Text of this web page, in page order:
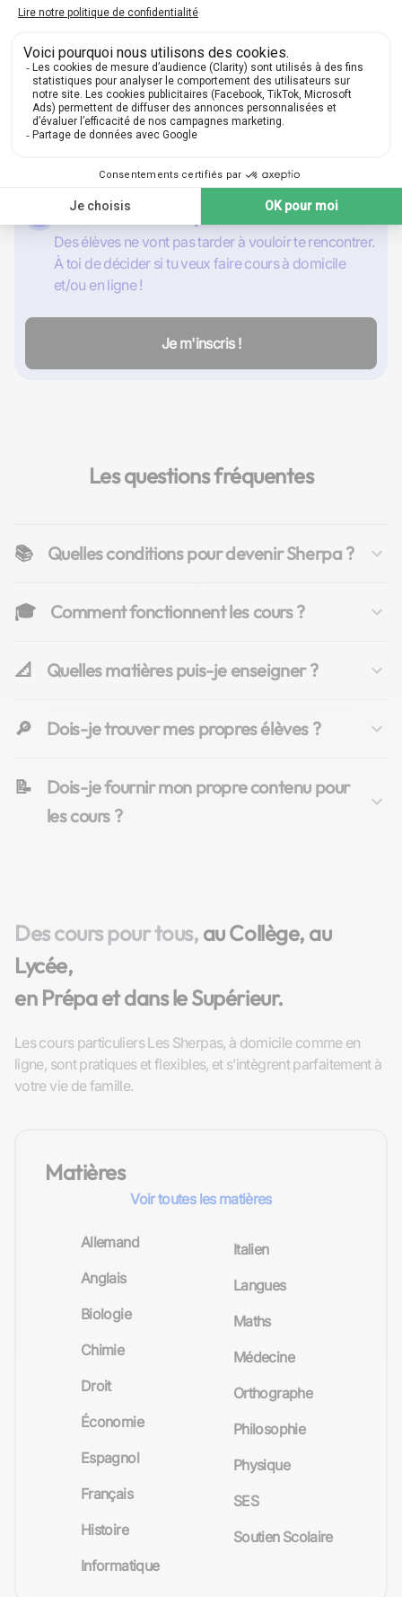
Nom, prénom, email : les basiques suffisent pour
créer un compte gratuit et qui le restera.
2 Complète ton annonce
de tes cours, parle de toi, puis publie !
Donne cours à ton premier élève
Des élèves ne vont pas tarder à vouloir te rencontrer.
À toi de décider si tu veux faire cours à domicile
et/ou en ligne !
Je m'inscris !
Les questions fréquentes
📚 Quelles conditions pour devenir Sherpa ?
🎓 Comment fonctionnent les cours ?
📐 Quelles matières puis-je enseigner ?
🔎 Dois-je trouver mes propres élèves ?
📝
Dois-je fournir mon propre contenu pour
les cours ?
Des cours pour tous, au Collège, au
Lycée,
en Prépa et dans le Supérieur.
Les cours particuliers Les Sherpas, à domicile comme en
ligne, sont pratiques et flexibles, et s’intègrent parfaitement à
votre vie de famille.
Matières
Voir toutes les matières
Allemand
Anglais
Biologie
Chimie
Droit
Économie
Espagnol
Français
Histoire
Informatique
Italien
Langues
Maths
Médecine
Orthographe
Philosophie
Physique
SES
Soutien Scolaire